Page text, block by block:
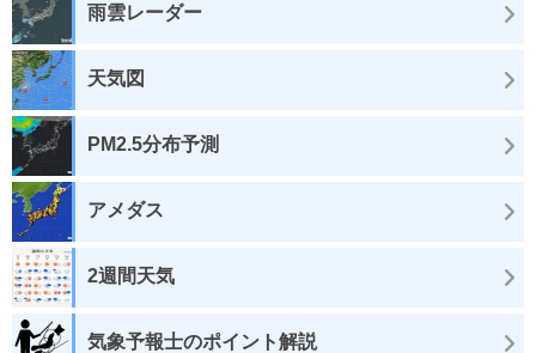
雨雲レーダー
天気図
PM2.5分布予測
アメダス
2週間天気
気象予報士のポイント解説